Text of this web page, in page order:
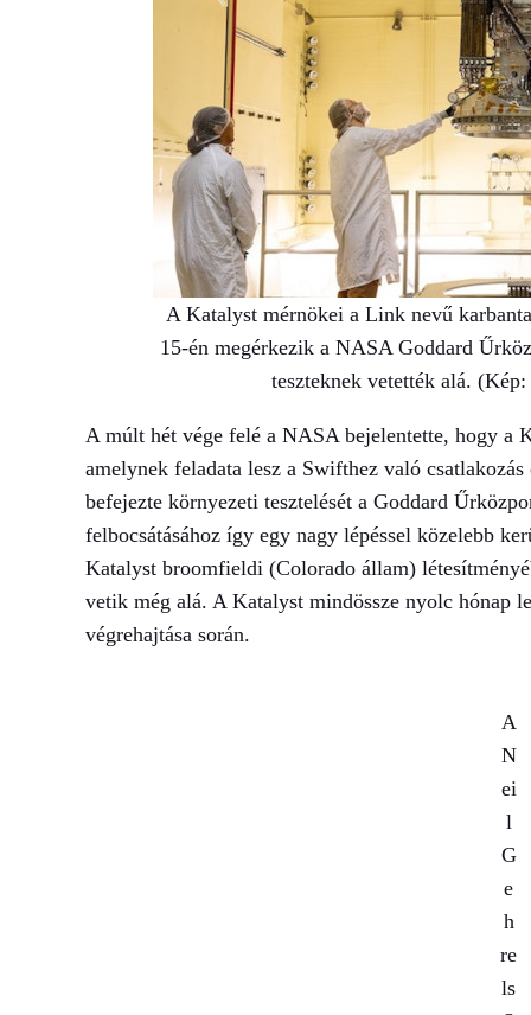
A Katalyst mérnökei a Link nevű
15-én megérkezik a NASA Goddard
teszteknek vetették alá.
A múlt hét vége felé a NASA bejelentette, hogy a
amelynek feladata lesz a Swifthez való csatlakozás
befejezte környezeti tesztelését a Goddard
felbocsátásához így egy nagy lépéssel közelebb
Katalyst broomfieldi (Colorado állam)
vetik még alá. A Katalyst mindössze nyolc hónap
végrehajtása során.
A
N
ei
l
G
e
h
re
ls